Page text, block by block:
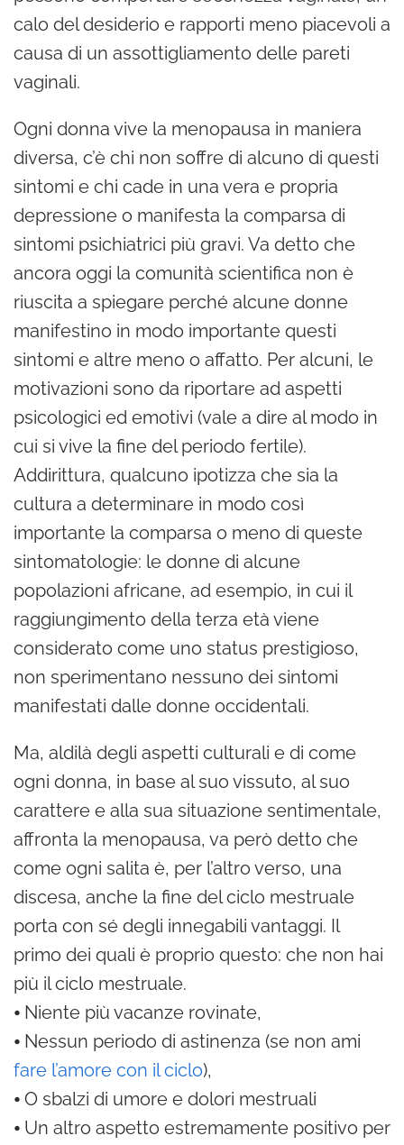
calo del desiderio e rapporti meno piacevoli a
causa di un assottigliamento delle pareti
vaginali.
Ogni donna vive la menopausa in maniera
diversa, c’è chi non soffre di alcuno di questi
sintomi e chi cade in una vera e propria
depressione o manifesta la comparsa di
sintomi psichiatrici più gravi. Va detto che
ancora oggi la comunità scientifica non è
riuscita a spiegare perché alcune donne
manifestino in modo importante questi
sintomi e altre meno o affatto. Per alcuni, le
motivazioni sono da riportare ad aspetti
psicologici ed emotivi (vale a dire al modo in
cui si vive la fine del periodo fertile).
Addirittura, qualcuno ipotizza che sia la
cultura a determinare in modo così
importante la comparsa o meno di queste
sintomatologie: le donne di alcune
popolazioni africane, ad esempio, in cui il
raggiungimento della terza età viene
considerato come uno status prestigioso,
non sperimentano nessuno dei sintomi
manifestati dalle donne occidentali.
Ma, aldilà degli aspetti culturali e di come
ogni donna, in base al suo vissuto, al suo
carattere e alla sua situazione sentimentale,
affronta la menopausa, va però detto che
come ogni salita è, per l’altro verso, una
discesa, anche la fine del ciclo mestruale
porta con sé degli innegabili vantaggi. Il
primo dei quali è proprio questo: che non hai
più il ciclo mestruale.
⦁ Niente più vacanze rovinate,
⦁ Nessun periodo di astinenza (se non ami
fare l’amore con il ciclo),
⦁ O sbalzi di umore e dolori mestruali
⦁ Un altro aspetto estremamente positivo per